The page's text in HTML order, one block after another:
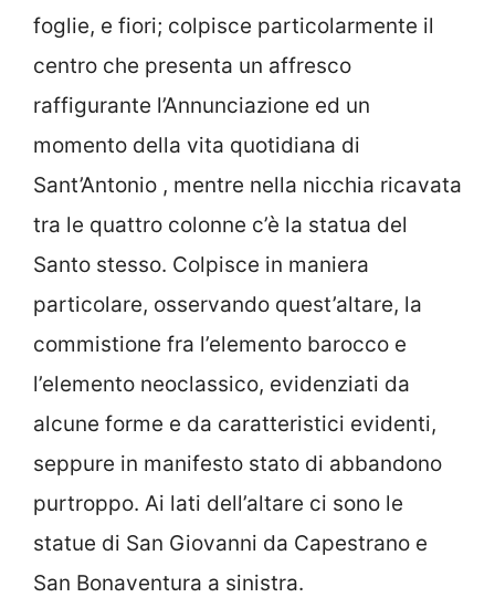
foglie, e fiori; colpisce particolarmente il
centro che presenta un affresco
raffigurante l’Annunciazione ed un
momento della vita quotidiana di
Sant’Antonio , mentre nella nicchia ricavata
tra le quattro colonne c’è la statua del
Santo stesso. Colpisce in maniera
particolare, osservando quest’altare, la
commistione fra l’elemento barocco e
l’elemento neoclassico, evidenziati da
alcune forme e da caratteristici evidenti,
seppure in manifesto stato di abbandono
purtroppo. Ai lati dell’altare ci sono le
statue di San Giovanni da Capestrano e
San Bonaventura a sinistra.